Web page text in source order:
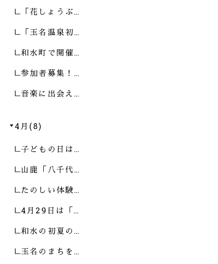
「花しょうぶ…
「玉名温泉初…
和水町で開催…
参加者募集！…
音楽に出会え…
4月(8)
子どもの日は…
山鹿「八千代…
たのしい体験…
4月29日は「…
和水の初夏の…
玉名のまちを…